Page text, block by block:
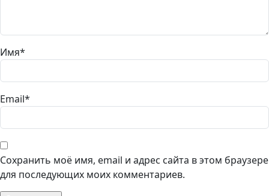
Имя*
Email*
Сохранить моё имя, email и адрес сайта в этом браузере
для последующих моих комментариев.